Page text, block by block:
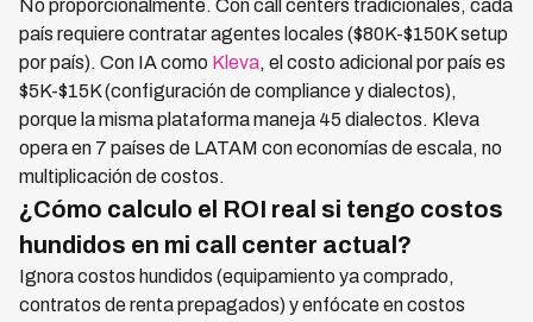
No proporcionalmente. Con call centers tradicionales, cada
país requiere contratar agentes locales ($80K-$150K setup
por país). Con IA como Kleva, el costo adicional por país es
$5K-$15K (configuración de compliance y dialectos),
porque la misma plataforma maneja 45 dialectos. Kleva
opera en 7 países de LATAM con economías de escala, no
multiplicación de costos.
¿Cómo calculo el ROI real si tengo costos
hundidos en mi call center actual?
Ignora costos hundidos (equipamiento ya comprado,
contratos de renta prepagados) y enfócate en costos